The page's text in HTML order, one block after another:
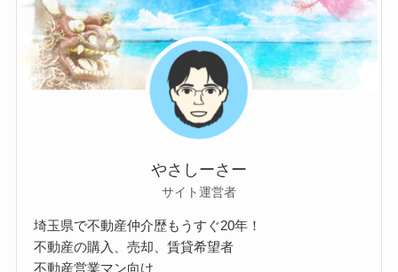
やさしーさー
サイト運営者
埼玉県で不動産仲介歴もうすぐ20年！
不動産の購入、売却、賃貸希望者
不動産営業マン向け